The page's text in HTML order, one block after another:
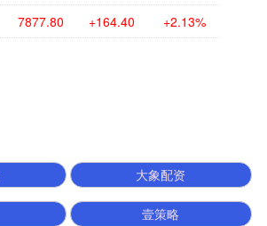
7877.80 +164.40 +2.13%
大象配资
壹策略